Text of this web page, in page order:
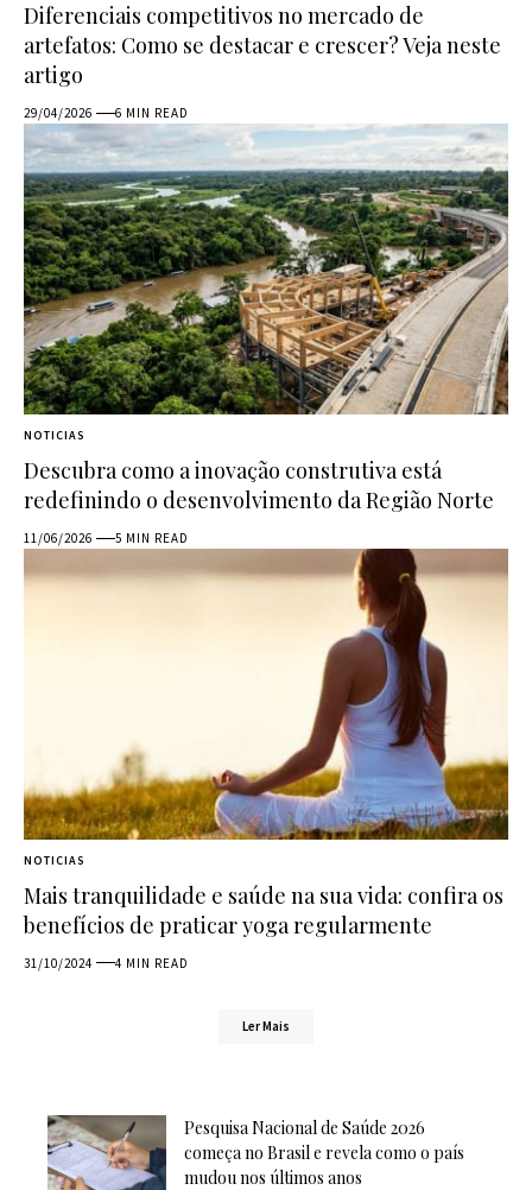
Diferenciais competitivos no mercado de
artefatos: Como se destacar e crescer? Veja neste
artigo
29/04/2026 6 MIN READ
NOTICIAS
Descubra como a inovação construtiva está
redefinindo o desenvolvimento da Região Norte
11/06/2026 5 MIN READ
NOTICIAS
Mais tranquilidade e saúde na sua vida: confira os
benefícios de praticar yoga regularmente
31/10/2024 4 MIN READ
Ler Mais
Pesquisa Nacional de Saúde 2026
começa no Brasil e revela como o país
mudou nos últimos anos